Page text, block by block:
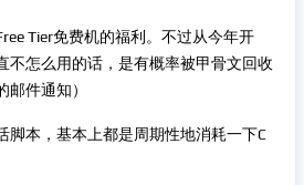
Tier免费机的福利。不过从今年开
不怎么用的话，是有概率被甲骨文回收
件通知）
脚本，基本上都是周期性地消耗一下C